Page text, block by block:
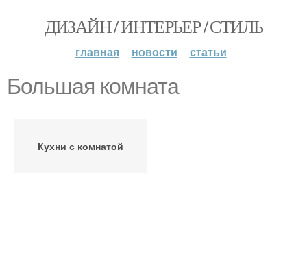
ДИЗАЙН / ИНТЕРЬЕР / СТИЛЬ
главная новости статьи
Большая комната
Кухни с комнатой